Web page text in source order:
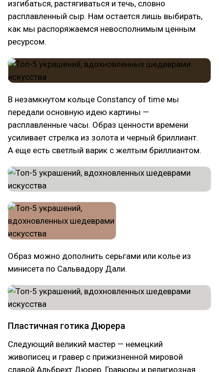
изгибаться, растягиваться и течь, словно
расплавленный сыр. Нам остается лишь выбирать,
как мы распоряжаемся невосполнимым ценным
ресурсом.
В незамкнутом кольце Constancy of time мы
передали основную идею картины —
расплавленные часы. Образ ценности времени
усиливает стрелка из золота и черный бриллиант.
А еще есть светлый варик с желтым бриллиантом.
Образ можно дополнить серьгами или колье из
минисета по Сальвадору Дали.
Пластичная готика Дюрера
Следующий великий мастер — немецкий
живописец и гравер с прижизненной мировой
славой Альбрехт Дюрер. Гравюры и религиозная